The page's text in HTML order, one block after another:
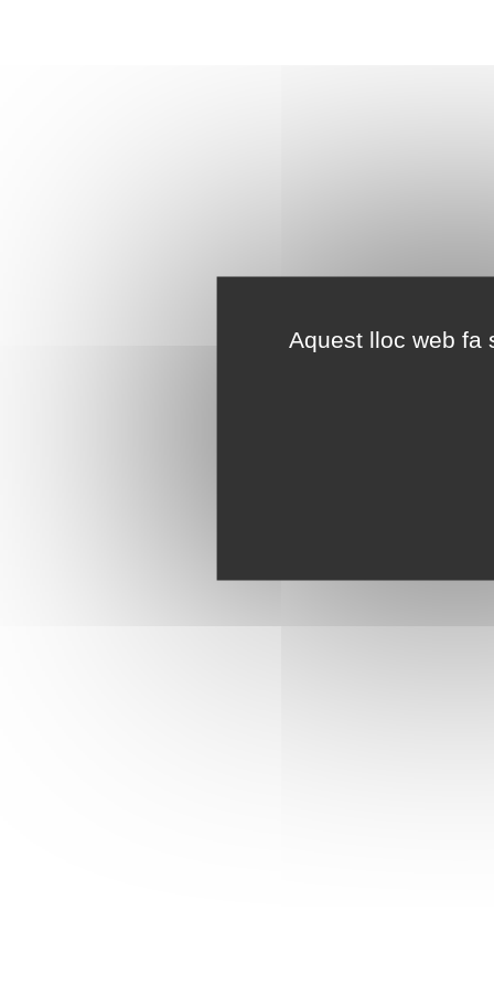
Aquest lloc web fa